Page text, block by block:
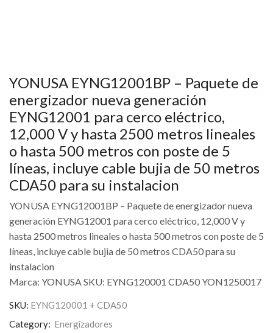
YONUSA EYNG12001BP – Paquete de
energizador nueva generación
EYNG12001 para cerco eléctrico,
12,000 V y hasta 2500 metros lineales
o hasta 500 metros con poste de 5
líneas, incluye cable bujia de 50 metros
CDA50 para su instalacion
YONUSA EYNG12001BP – Paquete de energizador nueva
generación EYNG12001 para cerco eléctrico, 12,000 V y
hasta 2500 metros lineales o hasta 500 metros con poste de 5
líneas, incluye cable bujia de 50 metros CDA50 para su
instalacion
Marca: YONUSA SKU: EYNG120001 CDA50 YON1250017
SKU: EYNG120001 + CDA50
Category: Energizadores